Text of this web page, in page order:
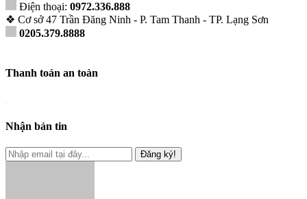
Điện thoại: 0972.336.888
❖ Cơ sở 47 Trần Đăng Ninh - P. Tam Thanh - TP. Lạng Sơn
0205.379.8888
Thanh toán an toàn
Nhận bản tin
Đăng ký!